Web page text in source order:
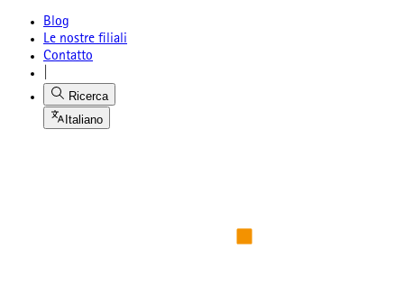
Blog
Le nostre filiali
Contatto
Ricerca
Italiano